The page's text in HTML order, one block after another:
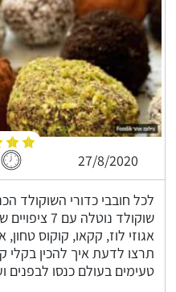
27/8/2020
לכל חובבי כדורי השוקולד
שוקולד
אגוזי לוז, קקאו, קוקוס
תרצו לדעת איך להכין בקלי
טעימים בעולם כנסו לבפנים